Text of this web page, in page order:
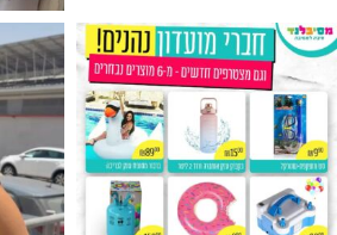
מין העובר רק במסיבלנד !! קיים